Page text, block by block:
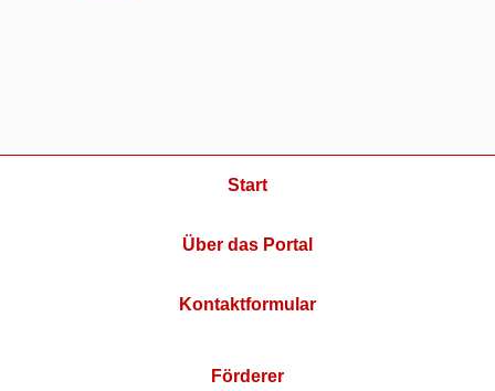
Start
Über das Portal
Kontaktformular
Förderer